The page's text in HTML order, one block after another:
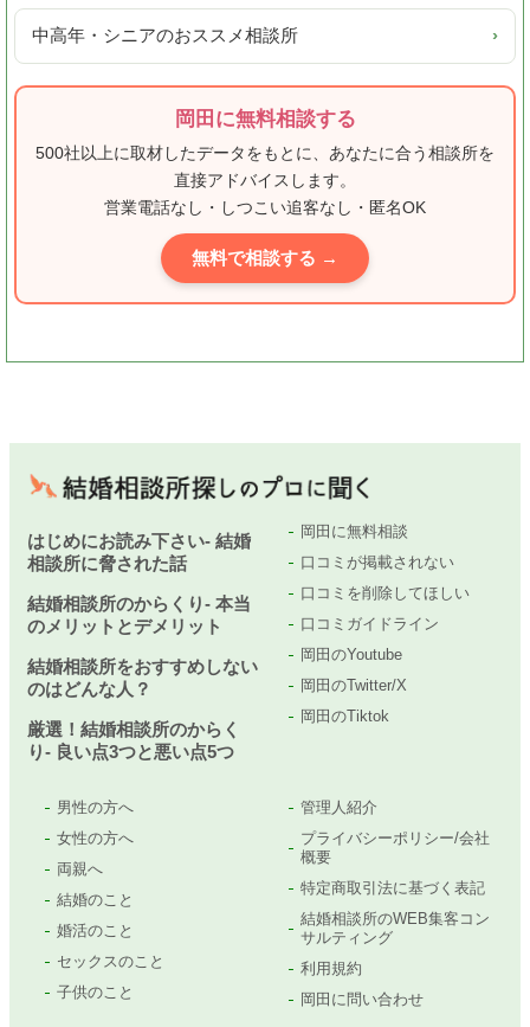
中高年・シニアのおススメ相談所 ›
岡田に無料相談する
500社以上に取材したデータをもとに、あなたに合う相談所を
直接アドバイスします。
営業電話なし・しつこい追客なし・匿名OK
無料で相談する →
はじめにお読み下さい- 結婚
相談所に脅された話
結婚相談所のからくり- 本当
のメリットとデメリット
結婚相談所をおすすめしない
のはどんな人？
厳選！結婚相談所のからく
り- 良い点3つと悪い点5つ
岡田に無料相談
口コミが掲載されない
口コミを削除してほしい
口コミガイドライン
岡田のYoutube
岡田のTwitter/X
岡田のTiktok
男性の方へ
女性の方へ
両親へ
結婚のこと
婚活のこと
セックスのこと
子供のこと
管理人紹介
プライバシーポリシー/会社
概要
特定商取引法に基づく表記
結婚相談所のWEB集客コン
サルティング
利用規約
岡田に問い合わせ